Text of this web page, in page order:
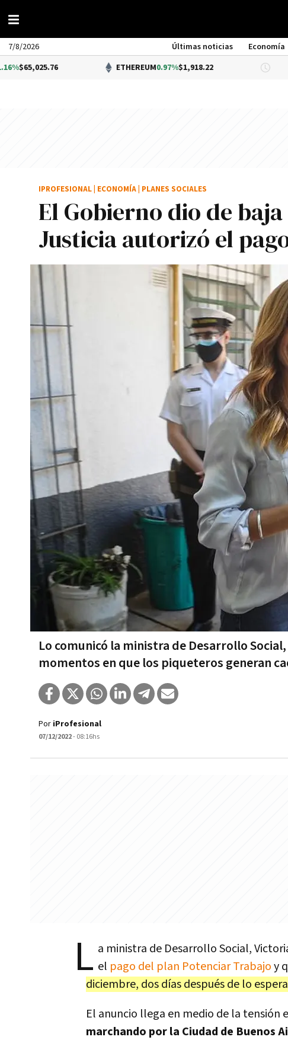
7/8/2026 Últimas noticias Economía
ETHEREUM0.97%$1,918.22
El Gobierno dio de
Justicia autorizó el
Lo comunicó la ministra de Desarrollo
momentos en que los piqueteros generan
IPROFESIONAL ECONOMÍA PLANES SOCIALES
Por iProfesional
07/12/2022- 08:16hs
L a ministra de Desarrollo Social,
el pago del plan Potenciar Trabajoy
diciembre, dos días después de lo
El anuncio llega en medio de la tensión
marchando por la Ciudad de Buenos